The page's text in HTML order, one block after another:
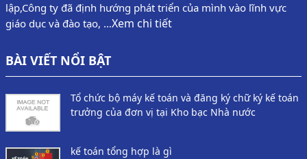
lập,Công ty đã định hướng phát triển của mình vào lĩnh vực
giáo dục và đào tạo, …Xem chi tiết
BÀI VIẾT NỔI BẬT
Tổ chức bộ máy kế toán và đăng ký chữ ký kế toán
trưởng của đơn vị tại Kho bạc Nhà nước
kế toán tổng hợp là gì